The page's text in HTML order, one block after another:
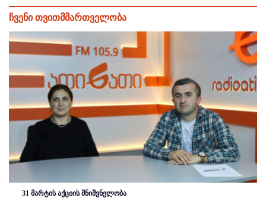
ჩვენი თვითმმართველობა
31 მარტის აქციის მნიშვნელობა